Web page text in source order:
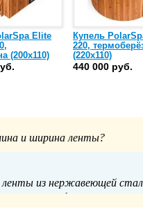
Elite
(200х110)
Купель
220,
(220х110)
440 000 руб.
и ширина ленты?
ленты из нержавеющей
ленты не фиксирована в
обхват конкретной